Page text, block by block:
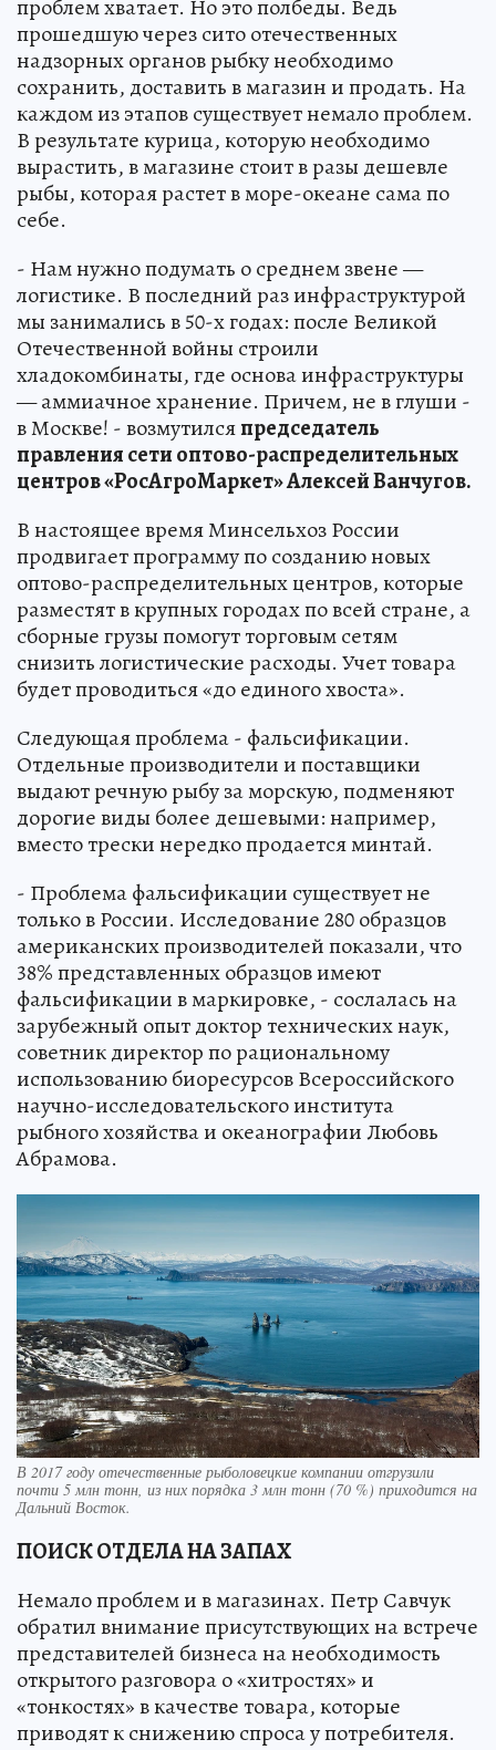
проблем хватает. Но это полбеды. Ведь
прошедшую через сито отечественных
надзорных органов рыбку необходимо
сохранить, доставить в магазин и продать. На
каждом из этапов существует немало проблем.
В результате курица, которую необходимо
вырастить, в магазине стоит в разы дешевле
рыбы, которая растет в море-океане сама по
себе.
- Нам нужно подумать о среднем звене —
логистике. В последний раз инфраструктурой
мы занимались в 50-х годах: после Великой
Отечественной войны строили
хладокомбинаты, где основа инфраструктуры
— аммиачное хранение. Причем, не в глуши -
в Москве! - возмутилсяпредседатель
правления сети оптово-распределительных
центров «РосАгроМаркет» Алексей Ванчугов.
В настоящее время Минсельхоз России
продвигает программу по созданию новых
оптово-распределительных центров, которые
разместят в крупных городах по всей стране, а
сборные грузы помогут торговым сетям
снизить логистические расходы. Учет товара
будет проводиться «до единого хвоста».
Следующая проблема - фальсификации.
Отдельные производители и поставщики
выдают речную рыбу за морскую, подменяют
дорогие виды более дешевыми: например,
вместо трески нередко продается минтай.
- Проблема фальсификации существует не
только в России. Исследование 280 образцов
американских производителей показали, что
38% представленных образцов имеют
фальсификации в маркировке, - сослалась на
зарубежный опыт доктор технических наук,
советник директор по рациональному
использованию биоресурсов Всероссийского
научно-исследовательского института
рыбного хозяйства и океанографии Любовь
Абрамова.
В 2017 году отечественные рыболовецкие компании отгрузили
почти 5 млн тонн, из них порядка 3 млн тонн (70 %) приходится на
Дальний Восток.
ПОИСК ОТДЕЛА НА ЗАПАХ
Немало проблем и в магазинах. Петр Савчук
обратил внимание присутствующих на встрече
представителей бизнеса на необходимость
открытого разговора о «хитростях» и
«тонкостях» в качестве товара, которые
приводят к снижению спроса у потребителя.